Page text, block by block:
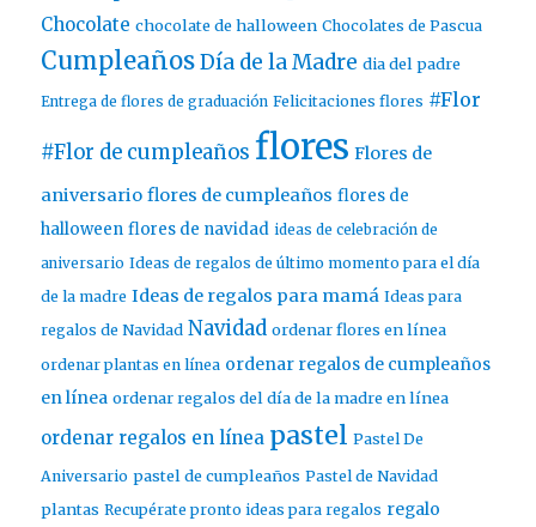
Chocolate chocolate de halloween Chocolates de Pascua
Cumpleaños Día de la Madre dia del padre
Entrega de flores de graduación Felicitaciones flores #Flor
#Flor de cumpleaños flores Flores de
aniversario flores de cumpleaños flores de
halloween flores de navidad ideas de celebración de
aniversario Ideas de regalos de último momento para el día
de la madre Ideas de regalos para mamá Ideas para
regalos de Navidad Navidad ordenar flores en línea
ordenar plantas en línea ordenar regalos de cumpleaños
en línea ordenar regalos del día de la madre en línea
ordenar regalos en línea pastel Pastel De
Aniversario pastel de cumpleaños Pastel de Navidad
plantas Recupérate pronto ideas para regalos regalo